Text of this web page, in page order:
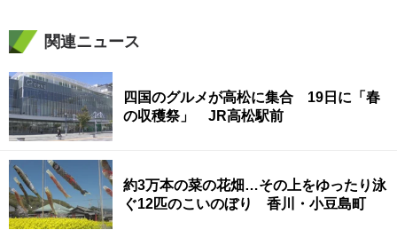
関連ニュース
四国のグルメが高松に集合 19日に「春
の収穫祭」 JR高松駅前
約3万本の菜の花畑…その上をゆったり泳
ぐ12匹のこいのぼり 香川・小豆島町